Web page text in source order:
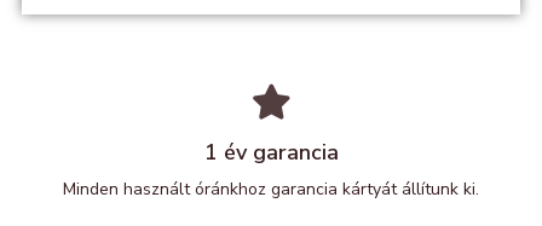
1 év garancia
Minden használt óránkhoz garancia kártyát állítunk ki.